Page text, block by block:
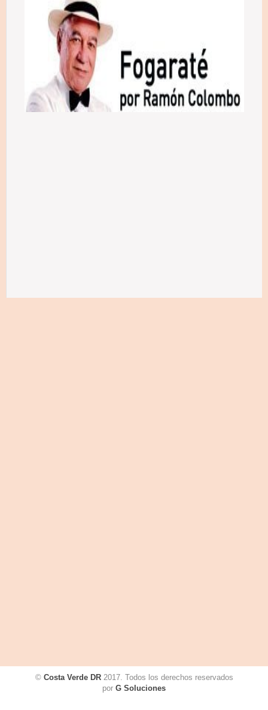
© Costa Verde DR2017. Todos los derechos reservados
por G Soluciones